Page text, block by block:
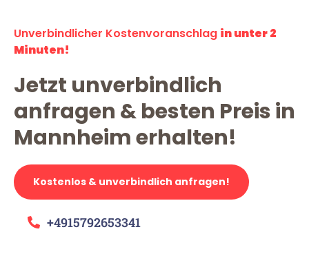
Unverbindlicher Kostenvoranschlag in unter 2
Minuten!
Jetzt unverbindlich
anfragen & besten Preis in
Mannheim erhalten!
Kostenlos & unverbindlich anfragen!
+4915792653341